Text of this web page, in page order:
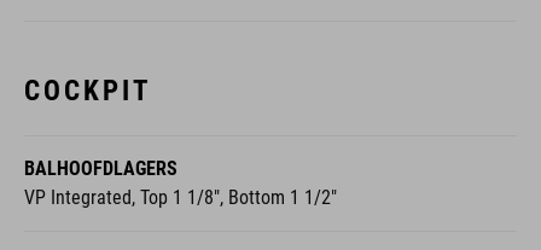
COCKPIT
BALHOOFDLAGERS
VP Integrated, Top 1 1/8", Bottom 1 1/2"